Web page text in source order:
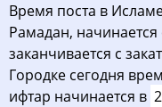
Время поста в
Рамадан,
заканчивается с
Городке сегодня
ифтар начинается в